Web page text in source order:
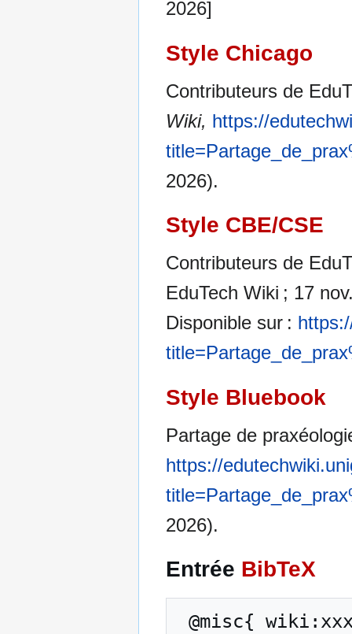
2026]
Style Chicago
Contributeurs de
Wiki, https://
2026).
Style CBE/CSE
Contributeurs de
EduTech Wiki ; 17
Disponible sur :
Style Bluebook
Partage de
https://
2026).
Entrée BibTeX